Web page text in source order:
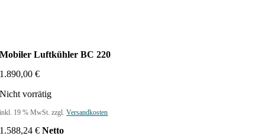
Mobiler Luftkühler BC 220
1.890,00€
Nicht vorrätig
inkl. 19 % MwSt. zzgl.Versandkosten
1.588,24€ Netto